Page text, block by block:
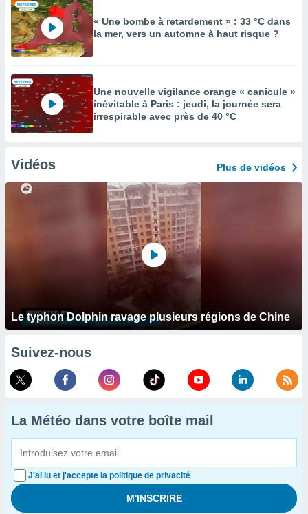
« Une bombe à retardement » : 33 °C dans
la mer, vers un automne à haut risque ?
Une nouvelle vigilance orange « canicule »
inévitable à Paris : jeudi, la journée sera
irrespirable avec près de 40 °C
Vidéos Plus de vidéos
Le typhon Dolphin ravage plusieurs régions de Chine
Suivez-nous
La Météo dans votre boîte mail
J'ai lu et j'accepte la politique de privacité